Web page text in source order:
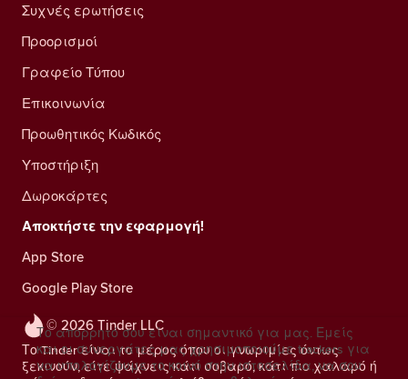
© 2026 Tinder LLC
Το Tinder είναι το μέρος όπου οι γνωριμίες όντως
ξεκινούν, είτε ψάχνεις κάτι σοβαρό, κάτι πιο χαλαρό ή
Συχνές ερωτήσεις
Προορισμοί
Γραφείο Τύπου
Επικοινωνία
Προωθητικός Κωδικός
Υποστήριξη
Δωροκάρτες
Αποκτήστε την εφαρμογή!
App Store
Google Play Store
Το απόρρητό σου είναι σημαντικό για μας. Εμείς
και οι συνεργάτες μας χρησιμοποιούμε trackers για
να υπολογίζουμε το κοινό στην ιστοσελίδα, να σου